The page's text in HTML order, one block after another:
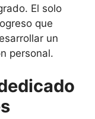
El solo
que
un
personal.